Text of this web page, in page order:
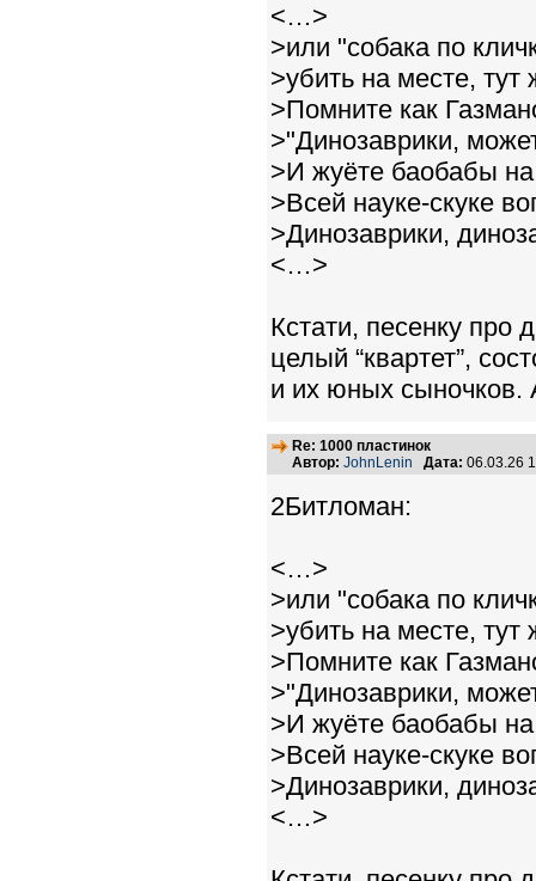
<…>
>или "собака по
>убить на месте, тут
>Помните как
>"Динозаврики,
>И жуёте баобабы на
>Всей науке-скуке
>Динозаврики,
<…>
Кстати, песенку про
целый “квартет”,
и их юных сыночков.
Re: 1000 пластинок
Автор: JohnLenin Дата: 06.03.26
2Битломан:
<…>
>или "собака по
>убить на месте, тут
>Помните как
>"Динозаврики,
>И жуёте баобабы на
>Всей науке-скуке
>Динозаврики,
<…>